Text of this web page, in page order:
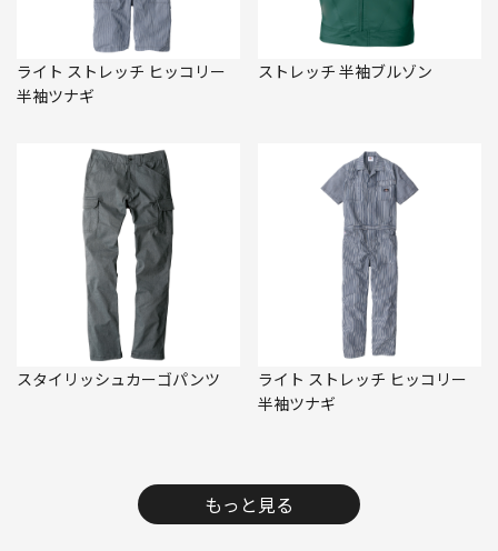
ライト ストレッチ ヒッコリー
半袖ツナギ
ストレッチ 半袖ブルゾン
スタイリッシュカーゴパンツ
ライト ストレッチ ヒッコリー
半袖ツナギ
もっと見る